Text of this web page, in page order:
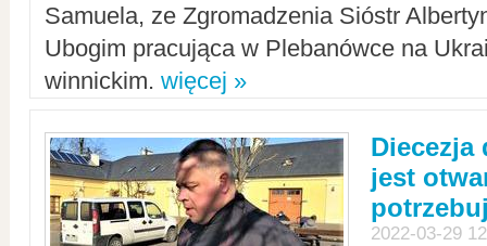
Samuela, ze Zgromadzenia Sióstr
Ubogim pracująca w Plebanówce na
winnickim. więcej »
Diecezja
jest
2022-03-29